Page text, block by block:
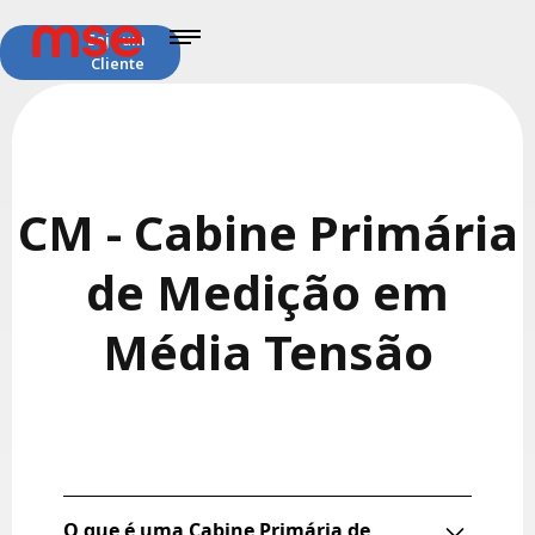
Seja um
Cliente
CM - Cabine Primária
de Medição em
Média Tensão